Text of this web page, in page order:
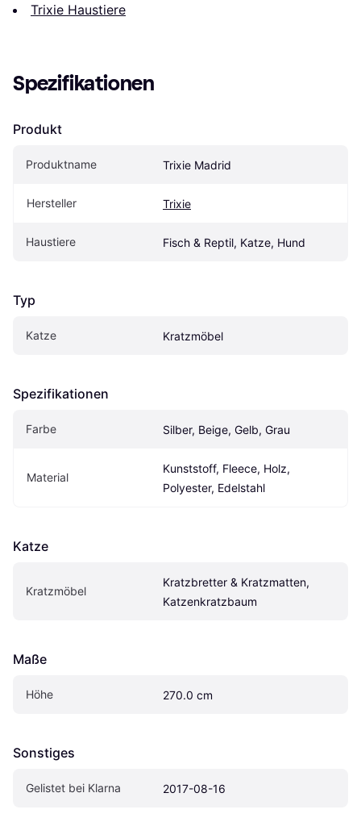
Trixie Haustiere
Spezifikationen
Produkt
Produktname Trixie Madrid
Hersteller Trixie
Haustiere Fisch & Reptil, Katze, Hund
Typ
Katze Kratzmöbel
Spezifikationen
Farbe Silber, Beige, Gelb, Grau
Material
Kunststoff, Fleece, Holz,
Polyester, Edelstahl
Katze
Kratzmöbel
Kratzbretter & Kratzmatten,
Katzenkratzbaum
Maße
Höhe 270.0 cm
Sonstiges
Gelistet bei Klarna 2017-08-16